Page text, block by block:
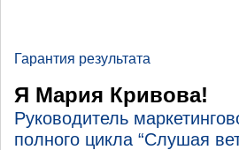
Гарантия результата
Я Мария Кривова!
Руководитель
полного цикла “Слушая